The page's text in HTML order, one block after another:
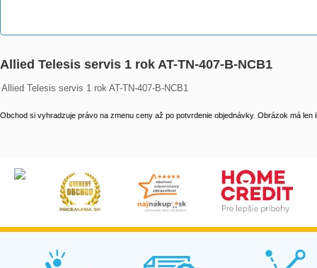
Allied Telesis servis 1 rok AT-TN-407-B-NCB1
Allied Telesis servis 1 rok AT-TN-407-B-NCB1
Obchod si vyhradzuje právo na zmenu ceny až po potvrdenie objednávky. Obrázok má len